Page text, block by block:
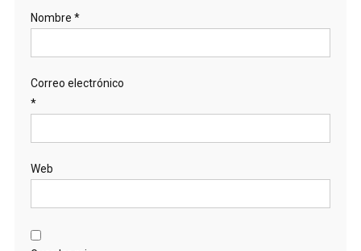
Nombre *
Correo electrónico
*
Web